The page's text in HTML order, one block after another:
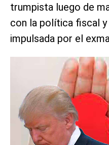
trumpista luego de
con la política fiscal
impulsada por el